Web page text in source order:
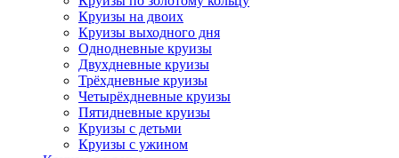
Круизы на двоих
Круизы выходного дня
Однодневные круизы
Двухдневные круизы
Трёхдневные круизы
Четырёхдневные круизы
Пятидневные круизы
Круизы с детьми
Круизы с ужином